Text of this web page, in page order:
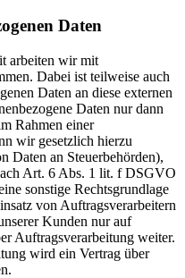
Daten
arbeiten wir mit
Dabei ist teilweise auch
Daten an diese externen
Daten nur dann
Rahmen einer
wir gesetzlich hierzu
Daten an Steuerbehörden),
Art. 6 Abs. 1 lit. f DSGVO
sonstige Rechtsgrundlage
von Auftragsverarbeitern
Kunden nur auf
Auftragsverarbeitung weiter.
wird ein Vertrag über